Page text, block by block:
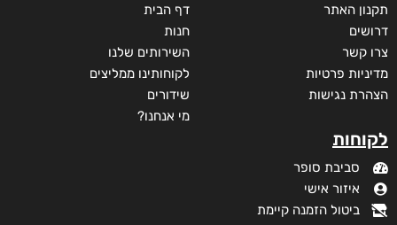
תקנון האתר
דרושים
צרו קשר
מדיניות פרטיות
הצהרת נגישות
לקוחות
סביבת סופר
איזור אישי
ביטול הזמנה קיימת
דף הבית
חנות
השירותים שלנו
לקוחותינו ממליצים
שידורים
מי אנחנו?